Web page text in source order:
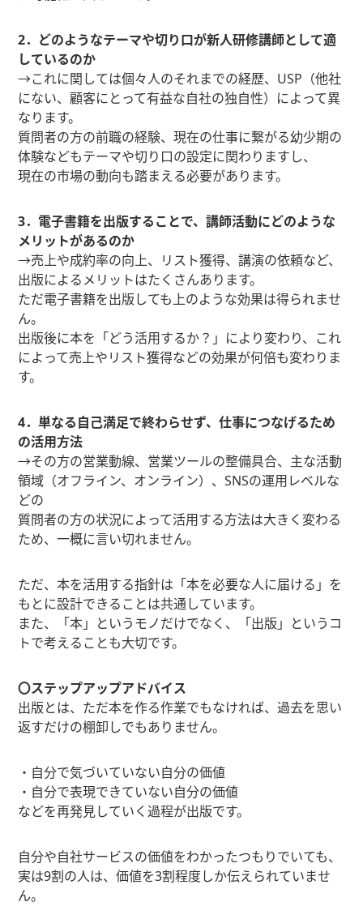
2．どのようなテーマや切り口が新人研修講師として適
しているのか
→これに関しては個々人のそれまでの経歴、USP（他社
にない、顧客にとって有益な自社の独自性）によって異
なります。
質問者の方の前職の経験、現在の仕事に繋がる幼少期の
体験などもテーマや切り口の設定に関わりますし、
現在の市場の動向も踏まえる必要があります。
3．電子書籍を出版することで、講師活動にどのような
メリットがあるのか
→売上や成約率の向上、リスト獲得、講演の依頼など、
出版によるメリットはたくさんあります。
ただ電子書籍を出版しても上のような効果は得られませ
ん。
出版後に本を「どう活用するか？」により変わり、これ
によって売上やリスト獲得などの効果が何倍も変わりま
す。
4．単なる自己満足で終わらせず、仕事につなげるため
の活用方法
→その方の営業動線、営業ツールの整備具合、主な活動
領域（オフライン、オンライン）、SNSの運用レベルな
どの
質問者の方の状況によって活用する方法は大きく変わる
ため、一概に言い切れません。
ただ、本を活用する指針は「本を必要な人に届ける」を
もとに設計できることは共通しています。
また、「本」というモノだけでなく、「出版」というコ
トで考えることも大切です。
〇ステップアップアドバイス
出版とは、ただ本を作る作業でもなければ、過去を思い
返すだけの棚卸しでもありません。
・自分で気づいていない自分の価値
・自分で表現できていない自分の価値
などを再発見していく過程が出版です。
自分や自社サービスの価値をわかったつもりでいても、
実は9割の人は、価値を3割程度しか伝えられていませ
ん。